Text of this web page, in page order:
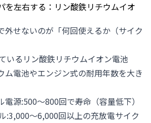
を左右する：リン酸鉄リチウムイオ
外せないのが「何回使えるか（サイク
いるリン酸鉄リチウムイオン電池
ム電池やエンジン式の耐用年数を大き
源:500〜800回で寿命（容量低下）
:3,000〜6,000回以上の充放電サイク